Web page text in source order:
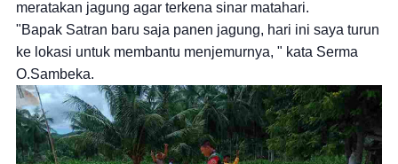
meratakan jagung agar terkena sinar matahari.
"Bapak Satran baru saja panen jagung, hari ini saya turun
ke lokasi untuk membantu menjemurnya, " kata Serma
O.Sambeka.